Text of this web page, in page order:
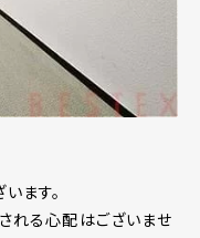
ます。
れる心配はございませ